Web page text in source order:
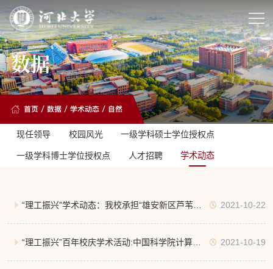
数据
首页 /数据 /学术动态 / 自然
现任领导 校园风光 一级学科硕士学位授权点
一级学科博士学位授权点 人才招聘 学术动态
“理工振兴”学术动态：我校承担“雄安新区芦苇基
塑料替代产品研制”技术榜单项目
2021-10-22
“理工振兴”百年校庆学术活动:中国科学院计算技 2021-10-19